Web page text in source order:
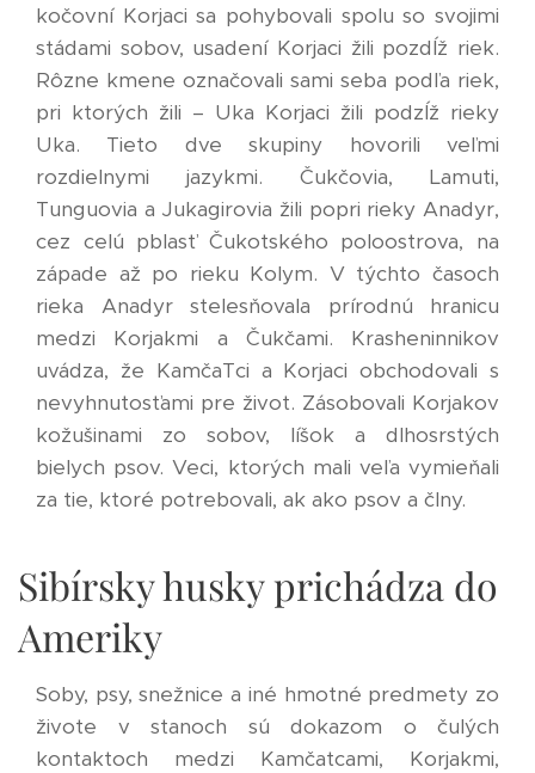
kočovní Korjaci sa pohybovali spolu so svojimi
stádami sobov, usadení Korjaci žili pozdĺž riek.
Rôzne kmene označovali sami seba podľa riek,
pri ktorých žili – Uka Korjaci žili podzĺž rieky
Uka. Tieto dve skupiny hovorili veľmi
rozdielnymi jazykmi. Čukčovia, Lamuti,
Tunguovia a Jukagirovia žili popri rieky Anadyr,
cez celú pblasť Čukotského poloostrova, na
západe až po rieku Kolym. V týchto časoch
rieka Anadyr stelesňovala prírodnú hranicu
medzi Korjakmi a Čukčami. Krasheninnikov
uvádza, že KamčaTci a Korjaci obchodovali s
nevyhnutosťami pre život. Zásobovali Korjakov
kožušinami zo sobov, líšok a dlhosrstých
bielych psov. Veci, ktorých mali veľa vymieňali
za tie, ktoré potrebovali, ak ako psov a člny.
Sibírsky husky prichádza do
Ameriky
Soby, psy, snežnice a iné hmotné predmety zo
živote v stanoch sú dokazom o čulých
kontaktoch medzi Kamčatcami, Korjakmi,